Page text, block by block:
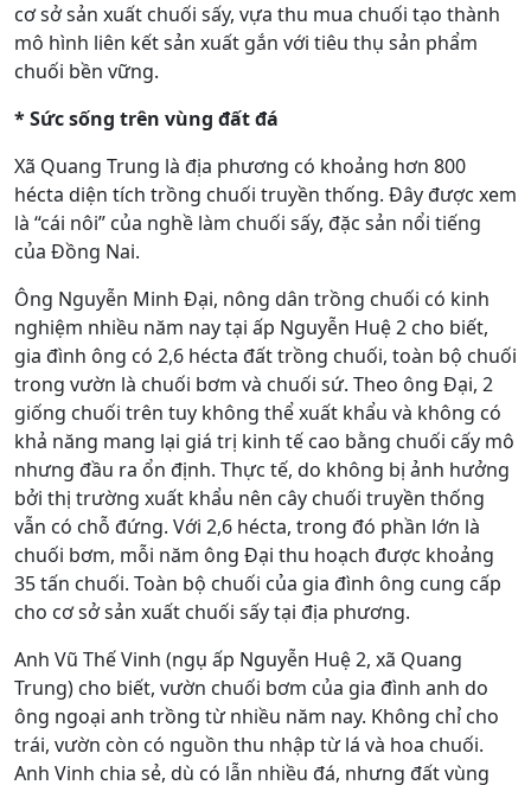
cơ sở sản xuất chuối sấy, vựa thu mua chuối tạo thành
mô hình liên kết sản xuất gắn với tiêu thụ sản phẩm
chuối bền vững.
* Sức sống trên vùng đất đá
Xã Quang Trung là địa phương có khoảng hơn 800
hécta diện tích trồng chuối truyền thống. Đây được xem
là “cái nôi” của nghề làm chuối sấy, đặc sản nổi tiếng
của Đồng Nai.
Ông Nguyễn Minh Đại, nông dân trồng chuối có kinh
nghiệm nhiều năm nay tại ấp Nguyễn Huệ 2 cho biết,
gia đình ông có 2,6 hécta đất trồng chuối, toàn bộ chuối
trong vườn là chuối bơm và chuối sứ. Theo ông Đại, 2
giống chuối trên tuy không thể xuất khẩu và không có
khả năng mang lại giá trị kinh tế cao bằng chuối cấy mô
nhưng đầu ra ổn định. Thực tế, do không bị ảnh hưởng
bởi thị trường xuất khẩu nên cây chuối truyền thống
vẫn có chỗ đứng. Với 2,6 hécta, trong đó phần lớn là
chuối bơm, mỗi năm ông Đại thu hoạch được khoảng
35 tấn chuối. Toàn bộ chuối của gia đình ông cung cấp
cho cơ sở sản xuất chuối sấy tại địa phương.
Anh Vũ Thế Vinh (ngụ ấp Nguyễn Huệ 2, xã Quang
Trung) cho biết, vườn chuối bơm của gia đình anh do
ông ngoại anh trồng từ nhiều năm nay. Không chỉ cho
trái, vườn còn có nguồn thu nhập từ lá và hoa chuối.
Anh Vinh chia sẻ, dù có lẫn nhiều đá, nhưng đất vùng